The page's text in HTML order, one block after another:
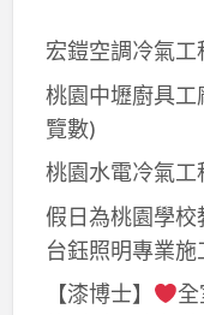
宏鎧空調冷氣工
桃園中壢廚具工
覽數)
桃園水電冷氣工
假日為桃園學校
台鈺照明專業施
【漆博士】